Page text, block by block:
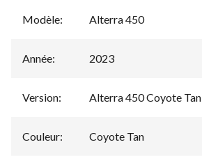
Modèle: Alterra 450
Année: 2023
Version: Alterra 450 Coyote Tan
Couleur: Coyote Tan